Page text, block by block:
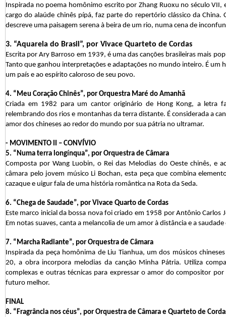
Inspirada no poema homônimo escrito por Zhang Ruoxu no século VII,
cargo do alaúde chinês pípá, faz parte do repertório clássico da China.
descreve uma paisagem serena à beira de um rio, numa cena de
3. “Aquarela do Brasil”, por Vivace Quarteto de Cordas
Escrita por Ary Barroso em 1939, é uma das canções brasileiras mais
Tanto que ganhou interpretações e adaptações no mundo inteiro. É um
um país e ao espírito caloroso de seu povo.
4. “Meu Coração Chinês”, por Orquestra Maré do Amanhã
Criada em 1982 para um cantor originário de Hong Kong, a letra
relembrando dos rios e montanhas da terra distante. É considerada a
amor dos chineses ao redor do mundo por sua pátria no ultramar.
- MOVIMENTO II – CONVÍVIO
5. “Numa terra longínqua”, por Orquestra de Câmara
Composta por Wang Luobin, o Rei das Melodias do Oeste chinês, e
câmara pelo jovem músico Li Bochan, esta peça que combina
cazaque e uigur fala de uma história romântica na Rota da Seda.
6. “Chega de Saudade”, por Vivace Quarto de Cordas
Este marco inicial da bossa nova foi criado em 1958 por Antônio Carlos
Em notas suaves, canta a melancolia de um amor à distância e a
7. “Marcha Radiante”, por Orquestra de Câmara
Inspirada da peça homônima de Liu Tianhua, um dos músicos
20, a obra incorpora melodias da canção Minha Pátria. Utiliza
complexas e outras técnicas para expressar o amor do compositor
futuro melhor.
FINAL
8. “Fragrância nos céus”, por Orquestra de Câmara e Quarteto de